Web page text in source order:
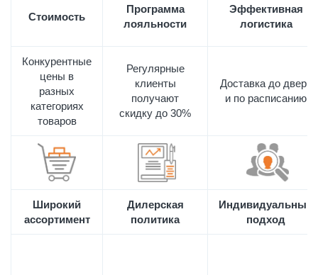
Стоимость
Программа
лояльности
Эффективная
логистика
Конкурентные
цены в
разных
категориях
товаров
Регулярные
клиенты
получают
скидку до 30%
Доставка до двери
и по расписанию
Широкий
ассортимент
Дилерская
политика
Индивидуальный
подход